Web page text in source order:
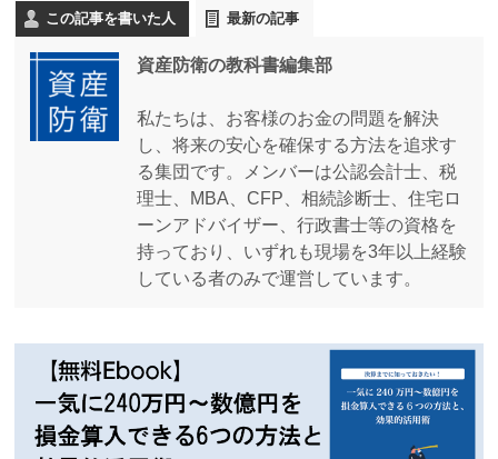
この記事を書いた人 最新の記事
資産防衛の教科書編集部
私たちは、お客様のお金の問題を解決
し、将来の安心を確保する方法を追求す
る集団です。メンバーは公認会計士、税
理士、MBA、CFP、相続診断士、住宅ロ
ーンアドバイザー、行政書士等の資格を
持っており、いずれも現場を3年以上経験
している者のみで運営しています。